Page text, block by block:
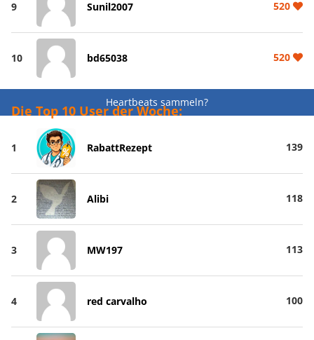
9 Sunil2007 520
10 bd65038 520
Heartbeats sammeln?
Die Top 10 User der Woche:
1 RabattRezept 139
2 Alibi 118
3 MW197 113
4 red carvalho 100